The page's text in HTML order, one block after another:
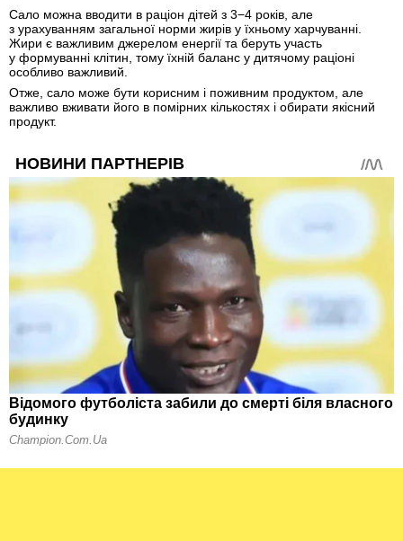
Сало можна вводити в раціон дітей з 3−4 років, але
з урахуванням загальної норми жирів у їхньому харчуванні.
Жири є важливим джерелом енергії та беруть участь
у формуванні клітин, тому їхній баланс у дитячому раціоні
особливо важливий.
Отже, сало може бути корисним і поживним продуктом, але
важливо вживати його в помірних кількостях і обирати якісний
продукт.